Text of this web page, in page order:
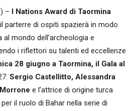
– I Nations Award di Taormina
parterre di ospiti spazierà in modo
mondo dell’archeologia e
i riflettori su talenti ed eccellenze
28 giugno a Taormina, il Gala al
Sergio Castellitto, Alessandra
e l’attrice di origine turca
il ruolo di Bahar nella serie di